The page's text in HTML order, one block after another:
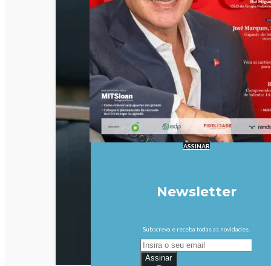
ASSINAR
Newsletter
Subscreva e receba todas as novidades.
Assinar